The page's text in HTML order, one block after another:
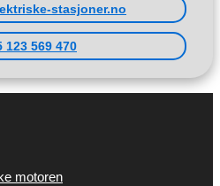
stasjoner.no
123 569 470
motoren